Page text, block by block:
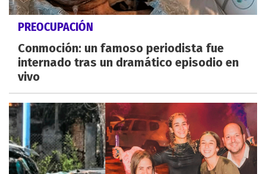
PREOCUPACIÓN
Conmoción: un famoso periodista fue
internado tras un dramático episodio en
vivo